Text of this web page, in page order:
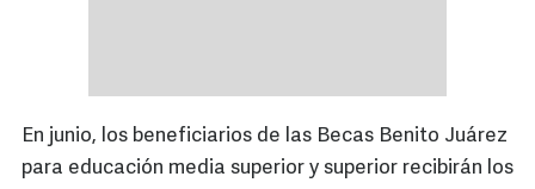
En junio, los beneficiarios de las Becas Benito Juárez
para educación media superior y superior recibirán los